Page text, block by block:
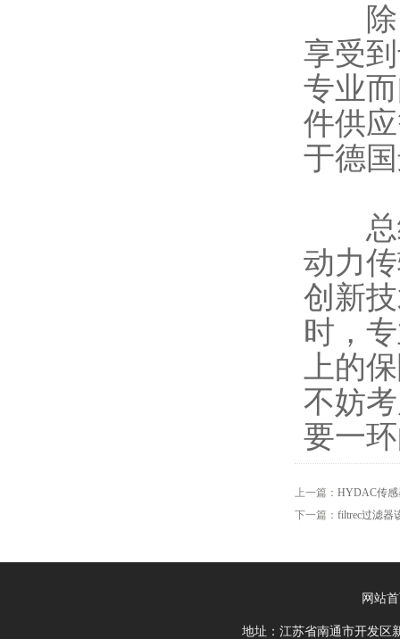
除了
享受
专业
件供
于德
总结
动力
创新
时，
上的
不妨
要一
上一篇： HYDAC传感
下一篇： filtrec过滤器
网站
地址：江苏省南通市开发区